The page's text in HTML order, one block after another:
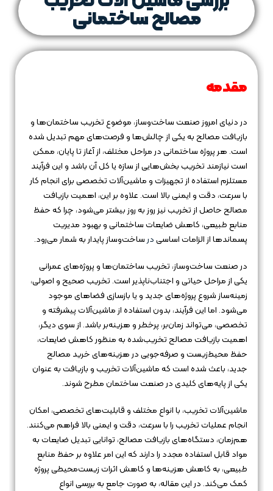
مصالح ساختمانی
مقدمه
در دنیای امروز صنعت ساخت‌وساز، موضوع تخریب ساختمان‌ها و
بازیافت مصالح به یکی از چالش‌ها و فرصت‌های مهم تبدیل شده
است. هر پروژه ساختمانی در مراحل مختلف، از آغاز تا پایان، ممکن
است نیازمند تخریب بخش‌هایی از سازه یا کل آن باشد و این فرآیند
مستلزم استفاده از تجهیزات و ماشین‌آلات تخصصی برای انجام کار
با سرعت، دقت و ایمنی بالا است. علاوه بر این، اهمیت بازیافت
مصالح حاصل از تخریب نیز روز به روز بیشتر می‌شود، چرا که حفظ
منابع طبیعی، کاهش ضایعات ساختمانی و بهبود مدیریت
پسماندها از الزامات اساسیدرساخت‌وساز پایدار به شمار می‌رود.
در صنعت ساخت‌وساز، تخریب ساختمان‌ها و پروژه‌های عمرانی
یکی از مراحل حیاتی و اجتناب‌ناپذیر است. تخریب صحیح و اصولی،
زمینه‌ساز شروع پروژه‌های جدید و یا بازسازی فضاهای موجود
می‌شود. اما این فرآیند، بدون استفاده از ماشین‌آلات پیشرفته و
تخصصی، می‌تواند زمان‌بر، پرخطر و هزینه‌بر باشد. از سوی دیگر،
اهمیت بازیافت مصالح تخریب‌شده به منظور کاهش ضایعات،
حفظ محیط‌زیست و صرفه‌جویی در هزینه‌های خرید مصالح
جدید، باعث شده است که ماشین‌آلات تخریب و بازیافت به عنوان
یکی از پایه‌های کلیدی در صنعت ساختمان مطرح شوند.
ماشین‌آلات تخریب، با انواع مختلف و قابلیت‌های تخصصی، امکان
انجام عملیات تخریب را با سرعت، دقت و ایمنی بالا فراهم می‌کنند.
هم‌زمان، دستگاه‌های بازیافت مصالح، توانایی تبدیل ضایعات به
مواد قابل استفاده مجدد را دارند که این امر علاوه بر حفظ منابع
طبیعی، به کاهش هزینه‌ها و کاهش اثرات زیست‌محیطی پروژه
کمک می‌کند. در این مقاله، به صورت جامع به بررسی انواع